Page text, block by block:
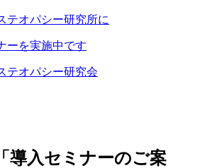
テオパシー研究所に
ーを実施中です
テオパシー研究会
「導入セミナーのご案